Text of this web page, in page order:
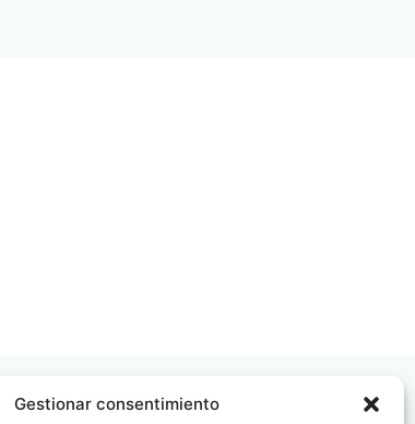
Gestionar consentimiento